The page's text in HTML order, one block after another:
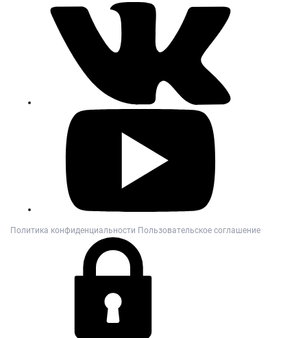
Политика конфиденциальности Пользовательское соглашение